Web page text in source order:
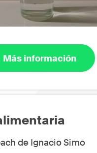
Más información
de Ignacio Simo